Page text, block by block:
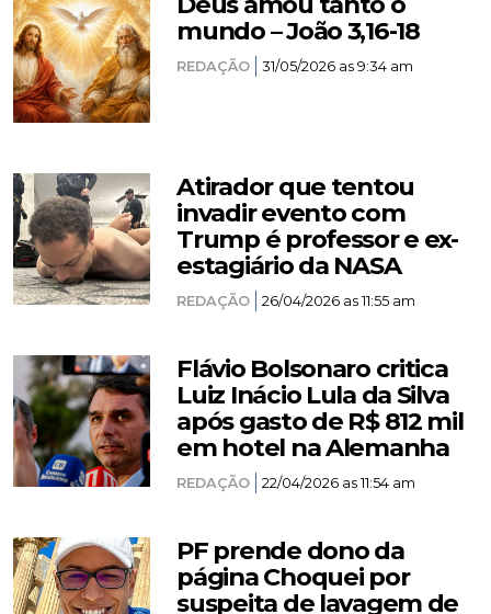
mundo – João 3,16-18
REDAÇÃO 31/05/2026 as 9:34 am
Atirador que tentou
invadir evento com
Trump é professor e ex-
estagiário da NASA
REDAÇÃO 26/04/2026 as 11:55 am
Flávio Bolsonaro critica
Luiz Inácio Lula da Silva
após gasto de R$ 812 mil
em hotel na Alemanha
REDAÇÃO 22/04/2026 as 11:54 am
PF prende dono da
página Choquei por
suspeita de lavagem de